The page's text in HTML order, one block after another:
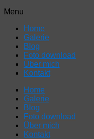
Menu
Home
Galerie
Blog
Foto download
Über mich
Kontakt
Home
Galerie
Blog
Foto download
Über mich
Kontakt